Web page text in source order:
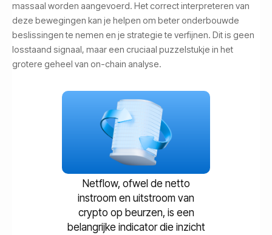
massaal worden aangevoerd. Het correct interpreteren van
deze bewegingen kan je helpen om beter onderbouwde
beslissingen te nemen en je strategie te verfijnen. Dit is geen
losstaand signaal, maar een cruciaal puzzelstukje in het
grotere geheel van on-chain analyse.
Netflow, ofwel de netto
instroom en uitstroom van
crypto op beurzen, is een
belangrijke indicator die inzicht